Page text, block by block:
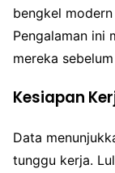
bengkel
Pengalaman ini
mereka
Kesiapan
Data
tunggu kerja.